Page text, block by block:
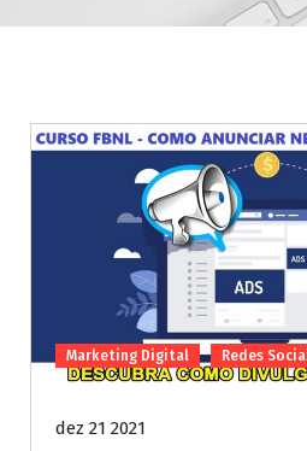
Marketing Digital Redes
dez 21 2021